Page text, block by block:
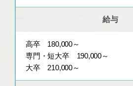
給与
高卒 180,000～
専門・短大卒 190,000～
大卒 210,000～